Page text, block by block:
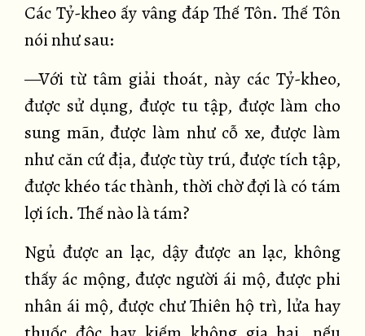
Các Tỷ-kheo ấy vâng đáp Thế Tôn. Thế Tôn
nói như sau:
—Với từ tâm giải thoát, này các Tỷ-kheo,
được sử dụng, được tu tập, được làm cho
sung mãn, được làm như cỗ xe, được làm
như căn cứ địa, được tùy trú, được tích tập,
được khéo tác thành, thời chờ đợi là có tám
lợi ích. Thế nào là tám?
Ngủ được an lạc, dậy được an lạc, không
thấy ác mộng, được người ái mộ, được phi
nhân ái mộ, được chư Thiên hộ trì, lửa hay